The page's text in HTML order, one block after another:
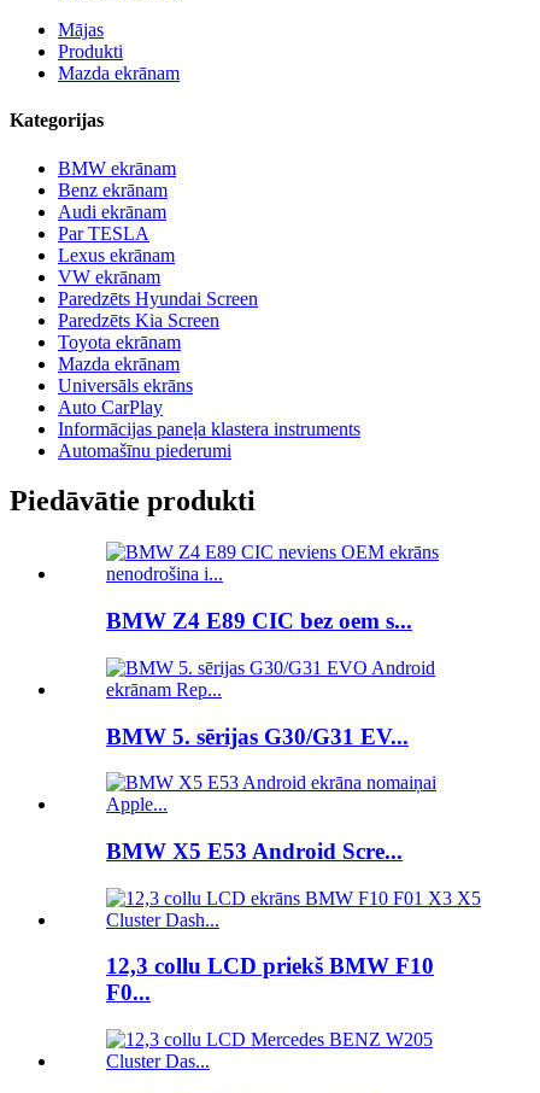
Mājas
Produkti
Mazda ekrānam
Kategorijas
BMW ekrānam
Benz ekrānam
Audi ekrānam
Par TESLA
Lexus ekrānam
VW ekrānam
Paredzēts Hyundai Screen
Paredzēts Kia Screen
Toyota ekrānam
Mazda ekrānam
Universāls ekrāns
Auto CarPlay
Informācijas paneļa klastera instruments
Automašīnu piederumi
Piedāvātie produkti
BMW Z4 E89 CIC bez oem s...
BMW 5. sērijas G30/G31 EV...
BMW X5 E53 Android Scre...
12,3 collu LCD priekš BMW F10
F0...